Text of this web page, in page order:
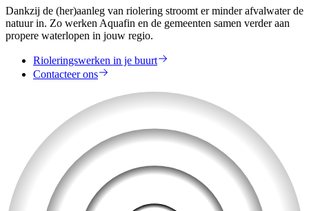
Dankzij de (her)aanleg van riolering stroomt er minder afvalwater de
natuur in. Zo werken Aquafin en de gemeenten samen verder aan
propere waterlopen in jouw regio.
Rioleringswerken in je buurt
Contacteer ons